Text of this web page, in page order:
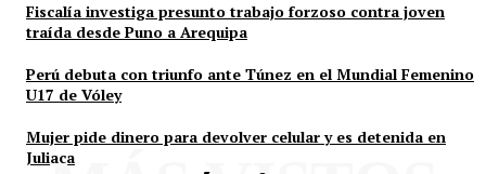
Fiscalía investiga presunto trabajo forzoso contra joven
traída desde Puno a Arequipa
Perú debuta con triunfo ante Túnez en el Mundial Femenino
U17 de Vóley
Mujer pide dinero para devolver celular y es detenida en
Juliaca